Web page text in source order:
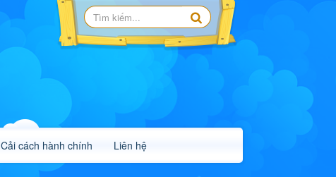
Cải cách hành chính Liên hệ